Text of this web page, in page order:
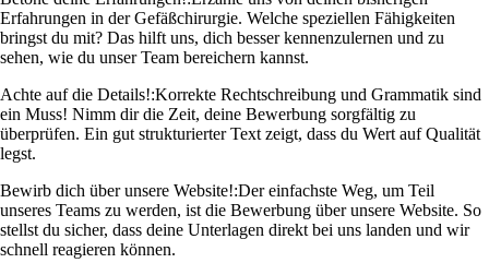
Erfahrungen in der Gefäßchirurgie. Welche speziellen Fähigkeiten
bringst du mit? Das hilft uns, dich besser kennenzulernen und zu
sehen, wie du unser Team bereichern kannst.
Achte auf die Details!:Korrekte Rechtschreibung und Grammatik sind
ein Muss! Nimm dir die Zeit, deine Bewerbung sorgfältig zu
überprüfen. Ein gut strukturierter Text zeigt, dass du Wert auf Qualität
legst.
Bewirb dich über unsere Website!:Der einfachste Weg, um Teil
unseres Teams zu werden, ist die Bewerbung über unsere Website. So
stellst du sicher, dass deine Unterlagen direkt bei uns landen und wir
schnell reagieren können.